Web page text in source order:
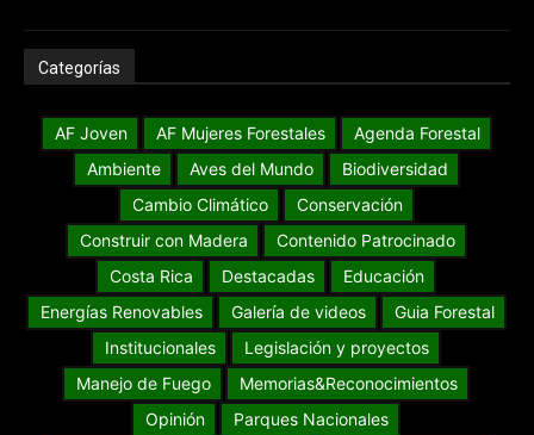
Categorías
AF Joven AF Mujeres Forestales
Agenda Forestal
Ambiente
Aves del Mundo
Biodiversidad
Cambio Climático
Conservación
Construir con Madera
Contenido Patrocinado
Costa Rica
Destacadas
Educación
Energías Renovables
Galería de videos
Guia Forestal
Institucionales
Legislación y proyectos
Manejo de Fuego
Memorias&Reconocimientos
Opinión
Parques Nacionales